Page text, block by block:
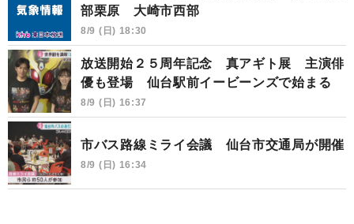
部栗原 大崎市西部
8/9 (日) 18:30
放送開始２５周年記念 真アギト展 主演俳
優も登場 仙台駅前イービーンズで始まる
8/9 (日) 16:37
市バス路線ミライ会議 仙台市交通局が開催
8/9 (日) 16:34